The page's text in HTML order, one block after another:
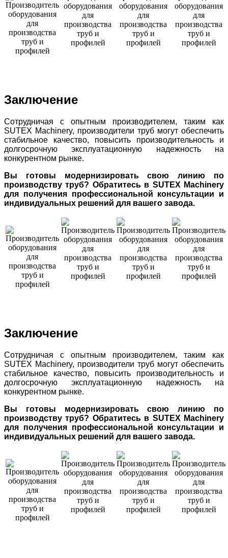
Заключение
Сотрудничая с опытным производителем, таким как
SUTEX Machinery, производители труб могут обеспечить
стабильное качество, повысить производительность и
долгосрочную эксплуатационную надежность на
конкурентном рынке.
Вы готовы модернизировать свою линию по
производству труб? Обратитесь в SUTEX Machinery
для получения профессиональной консультации и
индивидуальных решений для вашего завода.
Заключение
Сотрудничая с опытным производителем, таким как
SUTEX Machinery, производители труб могут обеспечить
стабильное качество, повысить производительность и
долгосрочную эксплуатационную надежность на
конкурентном рынке.
Вы готовы модернизировать свою линию по
производству труб? Обратитесь в SUTEX Machinery
для получения профессиональной консультации и
индивидуальных решений для вашего завода.